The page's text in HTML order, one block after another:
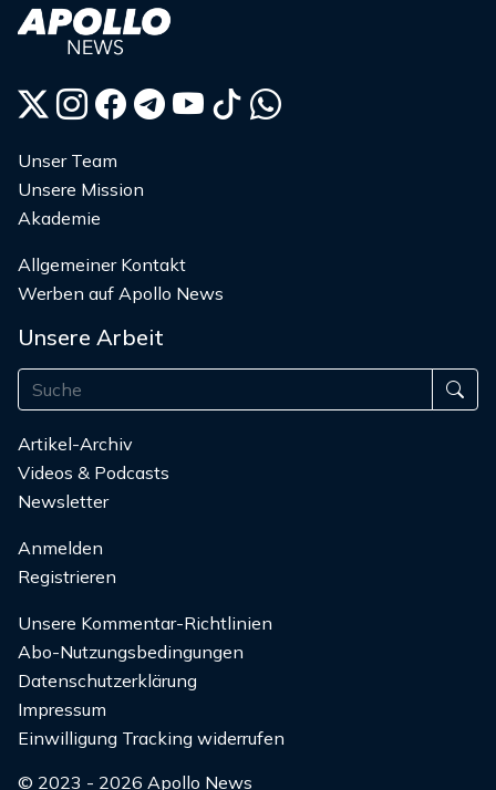
Unser Team
Unsere Mission
Akademie
Allgemeiner Kontakt
Werben auf Apollo News
Unsere Arbeit
Artikel-Archiv
Videos & Podcasts
Newsletter
Anmelden
Registrieren
Unsere Kommentar-Richtlinien
Abo-Nutzungsbedingungen
Datenschutzerklärung
Impressum
Einwilligung Tracking widerrufen
© 2023 - 2026 Apollo News